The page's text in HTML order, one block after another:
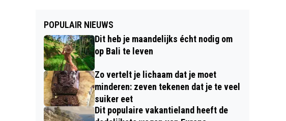
POPULAIR NIEUWS
Dit heb je maandelijks écht nodig om
op Bali te leven
Zo vertelt je lichaam dat je moet
minderen: zeven tekenen dat je te veel
suiker eet
Dit populaire vakantieland heeft de